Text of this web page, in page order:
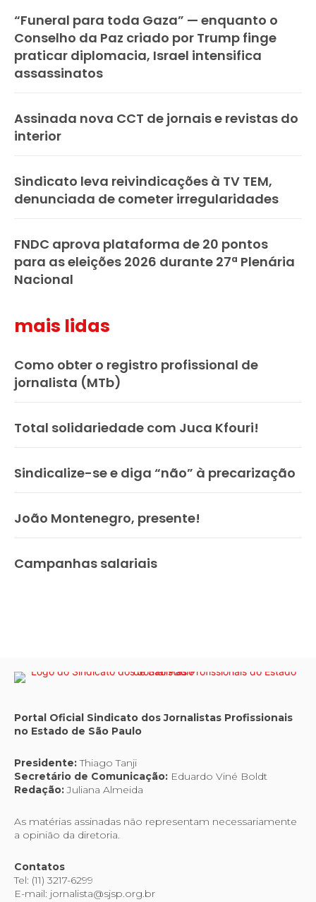
“Funeral para toda Gaza” — enquanto o
Conselho da Paz criado por Trump finge
praticar diplomacia, Israel intensifica
assassinatos
Assinada nova CCT de jornais e revistas do
interior
Sindicato leva reivindicações à TV TEM,
denunciada de cometer irregularidades
FNDC aprova plataforma de 20 pontos
para as eleições 2026 durante 27ª Plenária
Nacional
mais lidas
Como obter o registro profissional de
jornalista (MTb)
Total solidariedade com Juca Kfouri!
Sindicalize-se e diga “não” à precarização
João Montenegro, presente!
Campanhas salariais
Portal Oficial Sindicato dos Jornalistas Profissionais
no Estado de São Paulo
Presidente:Thiago Tanji
Secretário de Comunicação: Eduardo Viné Boldt
Redação:Juliana Almeida
As matérias assinadas não representam necessariamente
a opinião da diretoria.
Contatos
Tel: (11) 3217-6299
E-mail: jornalista@sjsp.org.br